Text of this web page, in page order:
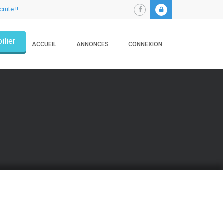
!!
ACCUEIL ANNONCES CONNEXION